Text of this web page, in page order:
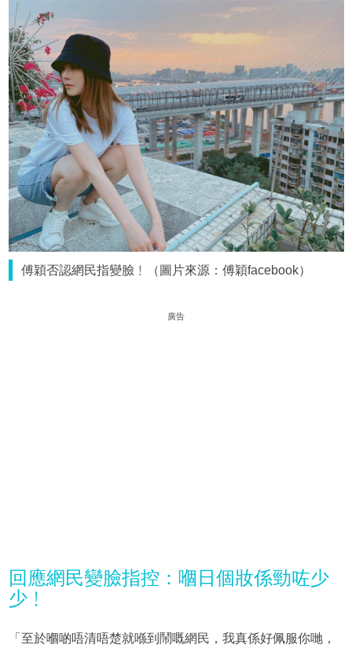
傅穎否認網民指變臉﹗（圖片來源：傅穎facebook）
廣告
回應網民變臉指控：嗰日個妝係勁咗少
少﹗
「至於嗰啲唔清唔楚就喺到鬧嘅網民，我真係好佩服你哋，